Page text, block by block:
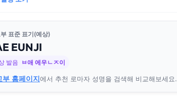
표준 표기(예상)
EUNJI
발음 ㅂ애 에우ㄴㅈ이
부 홈페이지에서 추천 로마자 성명을 검색해 비교해보세요.